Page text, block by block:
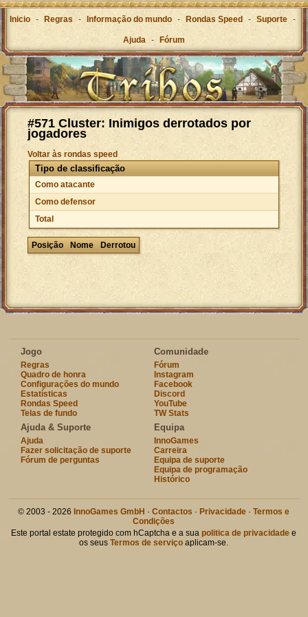
Inicio - Regras - Informação do mundo - Rondas Speed - Suporte -
Ajuda - Fórum
#571 Cluster: Inimigos derrotados por
jogadores
Voltar às rondas speed
Tipo de classificação
Como atacante
Como defensor
Total
Posição Nome Derrotou
Jogo
Regras
Quadro de honra
Configurações do mundo
Estatísticas
Rondas Speed
Telas de fundo
Comunidade
Fórum
Instagram
Facebook
Discord
YouTube
TW Stats
Ajuda & Suporte
Ajuda
Fazer solicitação de suporte
Fórum de perguntas
Equipa
InnoGames
Carreira
Equipa de suporte
Equipa de programação
Histórico
© 2003 - 2026 InnoGames GmbH ·Contactos · Privacidade ·Termos e
Condições
Este portal estate protegido com hCaptcha e a suapolitica de privacidade e
os seusTermos de serviço aplicam-se.